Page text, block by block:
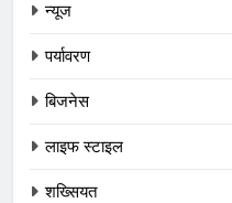
न्यूज
पर्यावरण
बिजनेस
लाइफ स्टाइल
शख्सियत